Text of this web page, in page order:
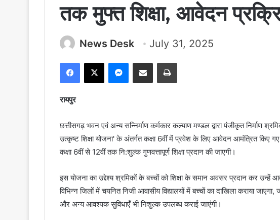
तक मुफ्त शिक्षा, आवेदन
News Desk July 31, 2025
Facebook
X Messenger
Share via Email Print
रायपुर
छत्तीसगढ़ भवन एवं अन्य सन्निर्माण कर्मकार कल्याण मण्डल द्वारा पंजीकृत
उत्कृष्ट शिक्षा योजना' के अंतर्गत कक्षा 6वीं में प्रवेश के लिए आवेदन आमंत्रित किए
कक्षा 6वीं से 12वीं तक नि:शुल्क गुणवत्तापूर्ण शिक्षा प्रदान की जाएगी।
इस योजना का उद्देश्य श्रमिकों के बच्चों को शिक्षा के समान अवसर प्रदान कर उन्हें
विभिन्न जिलों में चयनित निजी आवासीय विद्यालयों में बच्चों का दाखिला कराया
और अन्य आवश्यक सुविधाएँ भी निशुल्क उपलब्ध कराई जाएंगी।